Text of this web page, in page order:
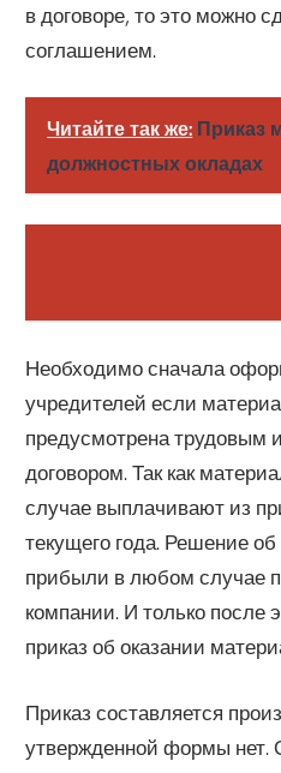
в договоре, то это можно
соглашением.
Читайте так же: Приказ
должностных окладах
Необходимо сначала
учредителей если
предусмотрена трудовым
договором. Так как
случае выплачивают из
текущего года. Решение
прибыли в любом случае
компании. И только после
приказ об оказании
Приказ составляется
утвержденной формы нет.